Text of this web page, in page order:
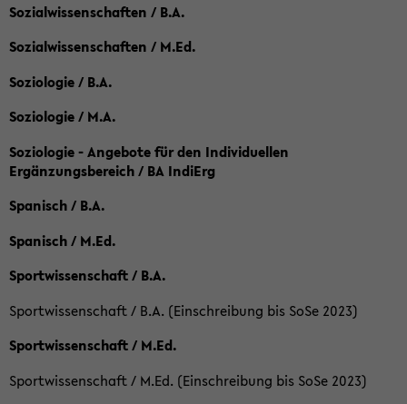
Sozialwissenschaften / B.A.
Sozialwissenschaften / M.Ed.
Soziologie / B.A.
Soziologie / M.A.
Soziologie - Angebote für den Individuellen
Ergänzungsbereich / BA IndiErg
Spanisch / B.A.
Spanisch / M.Ed.
Sportwissenschaft / B.A.
Sportwissenschaft / B.A. (Einschreibung bis SoSe 2023)
Sportwissenschaft / M.Ed.
Sportwissenschaft / M.Ed. (Einschreibung bis SoSe 2023)